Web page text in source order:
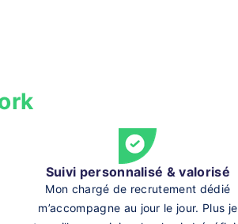
Suivi personnalisé & valorisé
Mon chargé de recrutement dédié
m’accompagne au jour le jour. Plus je